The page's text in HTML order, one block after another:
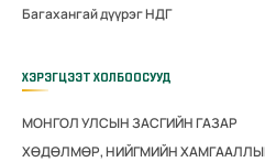
Багахангай дүүрэг НДГ
ХЭРЭГЦЭЭТ ХОЛБООСУУД
МОНГОЛ УЛСЫН ЗАСГИЙН ГАЗАР
ХӨДӨЛМӨР, НИЙГМИЙН